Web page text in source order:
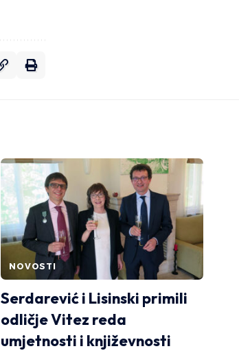
NOVOSTI
Serdarević i Lisinski primili
odličje Vitez reda
umjetnosti i književnosti